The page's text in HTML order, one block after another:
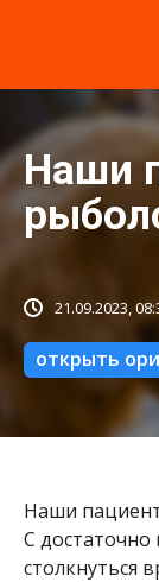
Наши
21.09.2023,
открыть
Наши
С
столкнуться